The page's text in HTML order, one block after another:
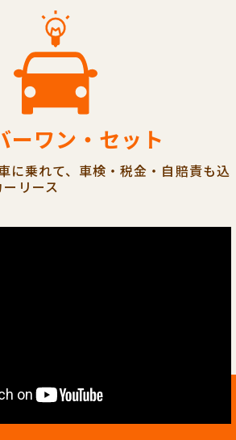
ーワン・セット
に乗れて、車検・税金・自賠責も込
リース